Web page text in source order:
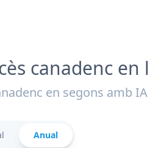
canadenc en
en segons amb IA
Anual